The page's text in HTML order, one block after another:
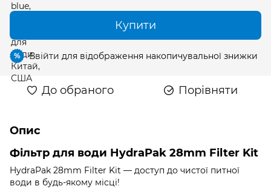
Купити
% Ввійти для відображення накопичувальної знижки
До обраного Порівняти
Опис
Фільтр для води HydraPak 28mm Filter Kit
HydraPak 28mm Filter Kit — доступ до чистої питної
води в будь-якому місці!